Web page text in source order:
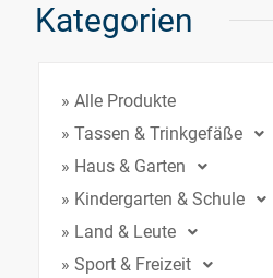
Kategorien
» Alle Produkte
» Tassen & Trinkgefäße
» Haus & Garten
» Kindergarten & Schule
» Land & Leute
» Sport & Freizeit